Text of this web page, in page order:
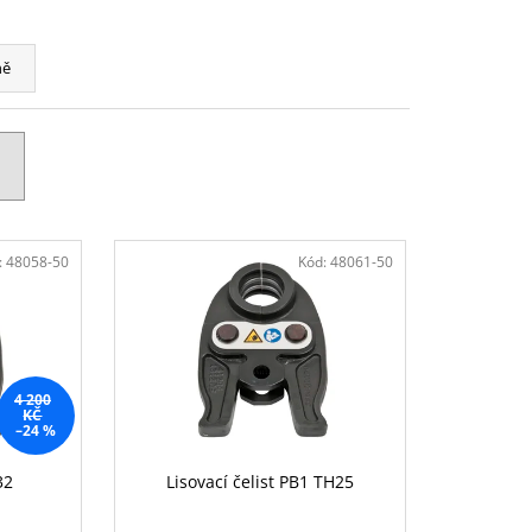
4 200
KČ
–24 %
48058-50
Lisovací čelist PB1 TH25
Kód: 48061-50